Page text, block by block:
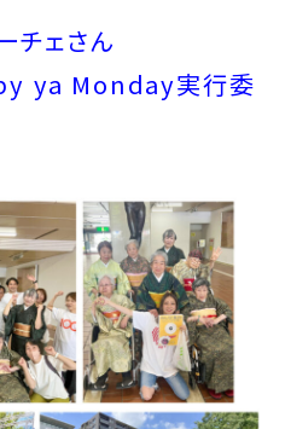
チェさん
ya Monday実行委